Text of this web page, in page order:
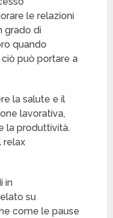
le relazioni
grado di
quando
può portare a
la salute e il
lavorativa,
la produttività.
relax
in
su
come le pause